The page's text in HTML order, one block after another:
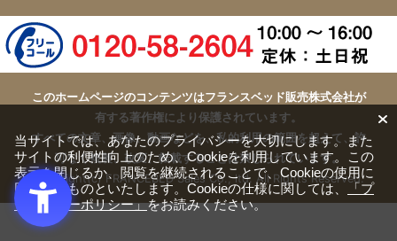
このホームページのコンテンツはフランスベッド販売株式会社が
有する著作権により保護されています。
すべての文章、画像、動画などを、私的利用の範囲を超えて、許
可なく複製、改変、転載することは禁じられています。
Copyright(c) FRANCEBED Sales Co., ltd. All Rights Reserved.
当サイトでは、あなたのプライバシーを大切にします。また
サイトの利便性向上のため、Cookieを利用しています。この
表示を閉じるか、閲覧を継続されることで、Cookieの使用に
同意するものといたします。Cookieの仕様に関しては、
「プ
ライバシーポリシー」をお読みください。